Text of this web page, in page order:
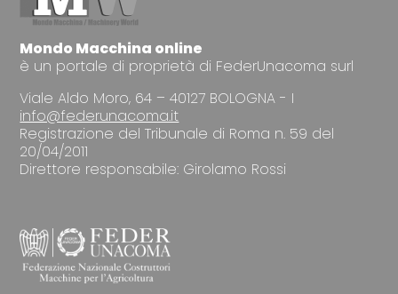
Mondo Macchina online
è un portale di proprietà di FederUnacoma surl
Viale Aldo Moro, 64 – 40127 BOLOGNA - I
info@federunacoma.it
Registrazione del Tribunale di Roma n. 59 del
20/04/2011
Direttore responsabile: Girolamo Rossi